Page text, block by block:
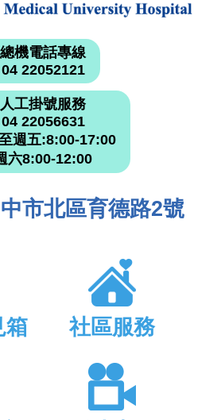
總機電話專線
04 22052121
人工掛號服務
04 22056631
週五:8:00-17:00
六8:00-12:00
市北區育德路2號
箱 社區服務